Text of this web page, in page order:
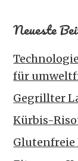
Neueste
für
Gegrillter
Kürbis-